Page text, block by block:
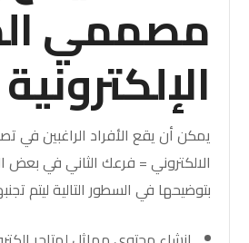
مصممي
الإلكترونية
يمكن أن يقع الأفراد الراغبين في
الالكتروني = فرعك الثاني في
بتوضيحها في السطور التالية ليتم